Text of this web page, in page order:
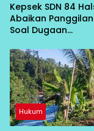
Kepsek SDN 84
Abaikan
Soal Dugaan
Hukum